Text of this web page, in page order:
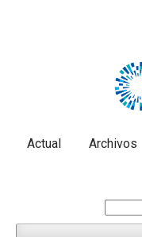
Actual Archivos